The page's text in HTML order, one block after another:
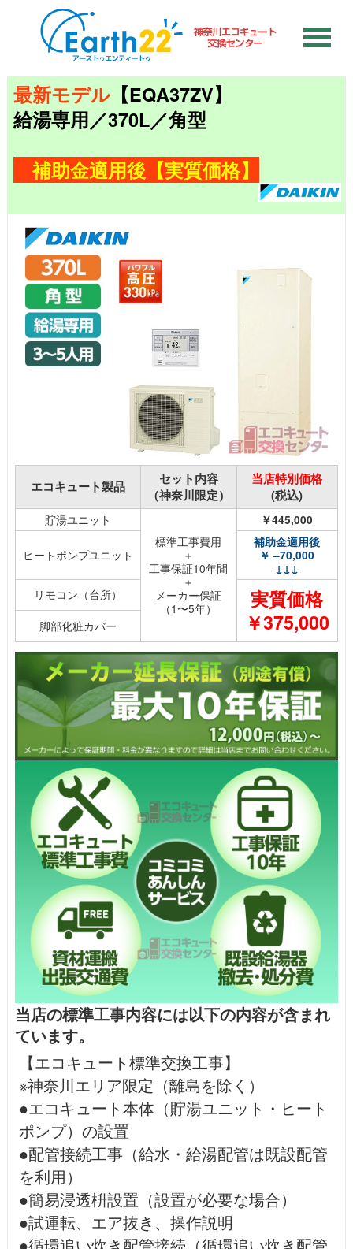
最新モデル 【EQA37ZV】
給湯専用／370L／角型
補助金適用後【実質価格】
エコキュート製品
セット内容
（神奈川限定）
当店特別価格
(税込)
貯湯ユニット
標準工事費用
＋
工事保証10年間
＋
メーカー保証
（1〜5年）
￥445,000
ヒートポンプユニット
補助金適用後
￥ –70,000
↓↓↓
リモコン（台所）
実質価格
￥375,000
脚部化粧カバー
当店の標準工事内容には以下の内容が含まれ
ています。
【エコキュート標準交換工事】
※神奈川エリア限定（離島を除く）
●エコキュート本体（貯湯ユニット・ヒート
ポンプ）の設置
●配管接続工事（給水・給湯配管は既設配管
を利用）
●簡易浸透枡設置（設置が必要な場合）
●試運転、エア抜き、操作説明